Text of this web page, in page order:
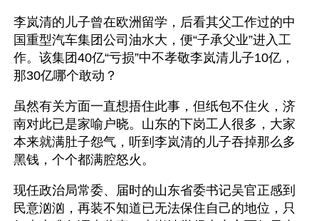
李岚清的儿子曾在欧洲留学，后看其父工作过的中
国重型汽车集团公司油水大，便“子承父业”进入工
作。该集团40亿“亏损”中不孝敬李岚清儿子10亿，
那30亿哪个敢动？
虽然有关方面一直想捂住此事，但纸包不住火，济
南对此已是家喻户晓。山东的下岗工人很多，大家
本来就满肚子怨气，听到李岚清的儿子吞掉那么多
黑钱，个个都满腔怒火。
现任政治局常委、届时的山东省委书记吴官正感到
民意汹汹，再装不知道已无法保住自己的地位，只